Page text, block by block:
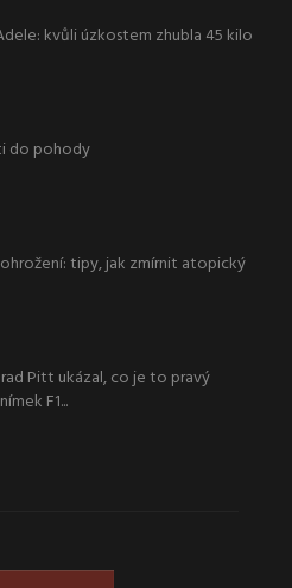
kvůli úzkostem zhubla 45 kilo
do pohody
tipy, jak zmírnit atopický
Pitt ukázal, co je to pravý
F1...